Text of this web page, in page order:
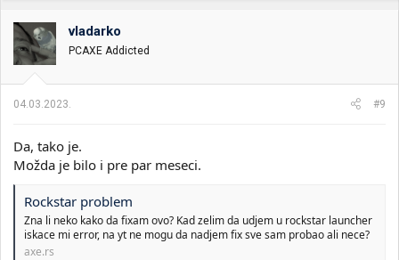
vladarko
PCAXE Addicted
04.03.2023. #9
Da, tako je.
Možda je bilo i pre par meseci.
Rockstar problem
Zna li neko kako da fixam ovo? Kad zelim da udjem u rockstar launcher
iskace mi error, na yt ne mogu da nadjem fix sve sam probao ali nece?
axe.rs